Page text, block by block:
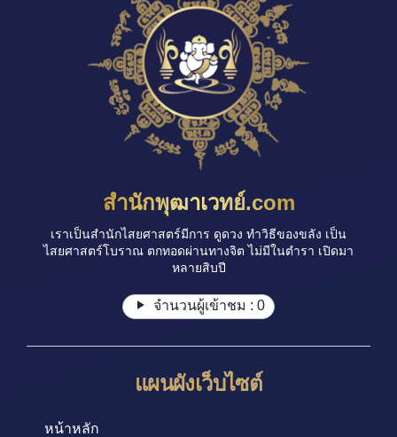
สำนักพุฒาเวทย์.com
เราเป็นสำนักไสยศาสตร์มีการ ดูดวง ทำวิธีของขลัง เป็น
ไสยศาสตร์โบราณ ตกทอดผ่านทางจิต ไม่มีในตำรา เปิดมา
หลายสิบปี
จำนวนผู้เข้าชม : 0
แผนผังเว็บไซต์
หน้าหลัก